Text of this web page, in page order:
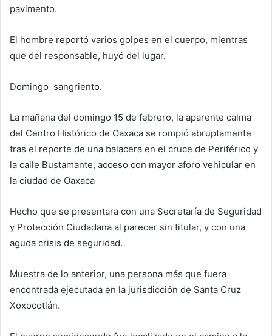
pavimento.
El hombre reportó varios golpes en el cuerpo, mientras
que del responsable, huyó del lugar.
Domingo sangriento.
La mañana del domingo 15 de febrero, la aparente calma
del Centro Histórico de Oaxaca se rompió abruptamente
tras el reporte de una balacera en el cruce de Periférico y
la calle Bustamante, acceso con mayor aforo vehicular en
la ciudad de Oaxaca
Hecho que se presentara con una Secretaría de Seguridad
y Protección Ciudadana al parecer sin titular, y con una
aguda crisis de seguridad.
Muestra de lo anterior, una persona más que fuera
encontrada ejecutada en la jurisdicción de Santa Cruz
Xoxocotlán.